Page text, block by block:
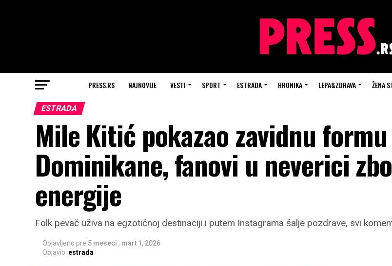
PRESS.RS NAJNOVIJE VESTI SPORT ESTRADA HRONIKA LEPA&ZDRAVA ŽENA
ESTRADA
Mile Kitić pokazao zavidnu
Dominikane, fanovi u neverici
energije
Folk pevač uživa na egzotičnoj destinaciji i putem Instagrama šalje pozdrave, svi
Objavljeno pre 5 meseci , mart 1, 2026
Objavio: estrada